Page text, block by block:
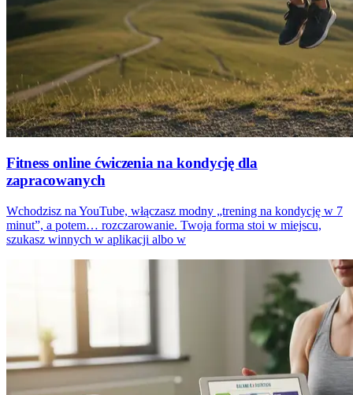
Fitness online ćwiczenia na kondycję dla
zapracowanych
Wchodzisz na YouTube, włączasz modny „trening na kondycję w 7
minut”, a potem… rozczarowanie. Twoja forma stoi w miejscu,
szukasz winnych w aplikacji albo w